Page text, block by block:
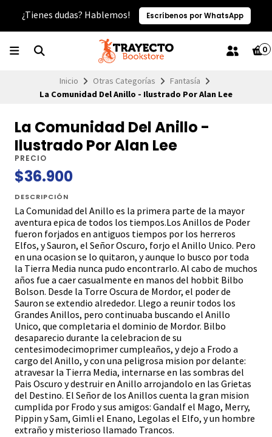
¿Tienes dudas? Hablemos! Escríbenos por WhatsApp
0
Inicio Otras Categorías
Fantasía
La Comunidad Del Anillo - Ilustrado Por Alan Lee
La Comunidad Del Anillo -
Ilustrado Por Alan Lee
PRECIO
$36.900
DESCRIPCIÓN
La Comunidad del Anillo es la primera parte de la mayor
aventura epica de todos los tiempos.Los Anillos de Poder
fueron forjados en antiguos tiempos por los herreros
Elfos, y Sauron, el Señor Oscuro, forjo el Anillo Unico. Pero
en una ocasion se lo quitaron, y aunque lo busco por toda
la Tierra Media nunca pudo encontrarlo. Al cabo de muchos
años fue a caer casualmente en manos del hobbit Bilbo
Bolson. Desde la Torre Oscura de Mordor, el poder de
Sauron se extendio alrededor. Llego a reunir todos los
Grandes Anillos, pero continuaba buscando el Anillo
Unico, que completaria el dominio de Mordor. Bilbo
desaparecio durante la celebracion de su
centesimodecimoprimer cumpleaños, y dejo a Frodo a
cargo del Anillo, y con una peligrosa mision por delante:
atravesar la Tierra Media, internarse en las sombras del
Pais Oscuro y destruir en Anillo arrojandolo en las Grietas
del Destino. El Señor de los Anillos cuenta la gran mision
cumplida por Frodo y sus amigos: Gandalf el Mago, Merry,
Pippin y Sam, Gimli el Enano, Legolas el Elfo, y un hombre
extraño y misterioso llamado Trancos.